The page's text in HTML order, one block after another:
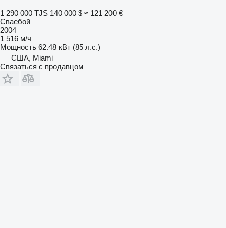
1 290 000 TJS 140 000 $ ≈ 121 200 €
Сваебой
2004
1 516 м/ч
Мощность 62.48 кВт (85 л.с.)
США, Miami
Связаться с продавцом